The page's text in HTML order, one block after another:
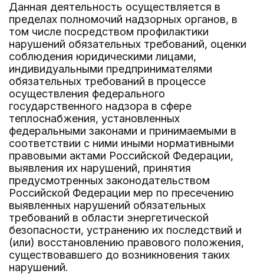
Данная деятельность осуществляется в
пределах полномочий надзорных органов, в
том числе посредством профилактики
нарушений обязательных требований, оценки
соблюдения юридическими лицами,
индивидуальными предпринимателями
обязательных требований в процессе
осуществления федерального
государственного надзора в сфере
теплоснабжения, установленных
федеральными законами и принимаемыми в
соответствии с ними иными нормативными
правовыми актами Российской Федерации,
выявления их нарушений, принятия
предусмотренных законодательством
Российской Федерации мер по пресечению
выявленных нарушений обязательных
требований в области энергетической
безопасности, устранению их последствий и
(или) восстановлению правового положения,
существовавшего до возникновения таких
нарушений.